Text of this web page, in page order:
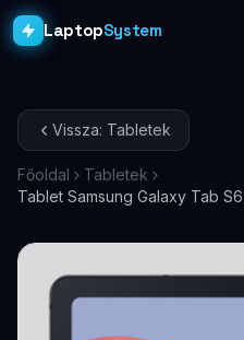
LaptopSystem
Asztali PC-k
Workstation PRO
Dokkolók
Vissza: Tabletek
Főoldal
Tabletek
Tablet Samsung Galaxy Tab